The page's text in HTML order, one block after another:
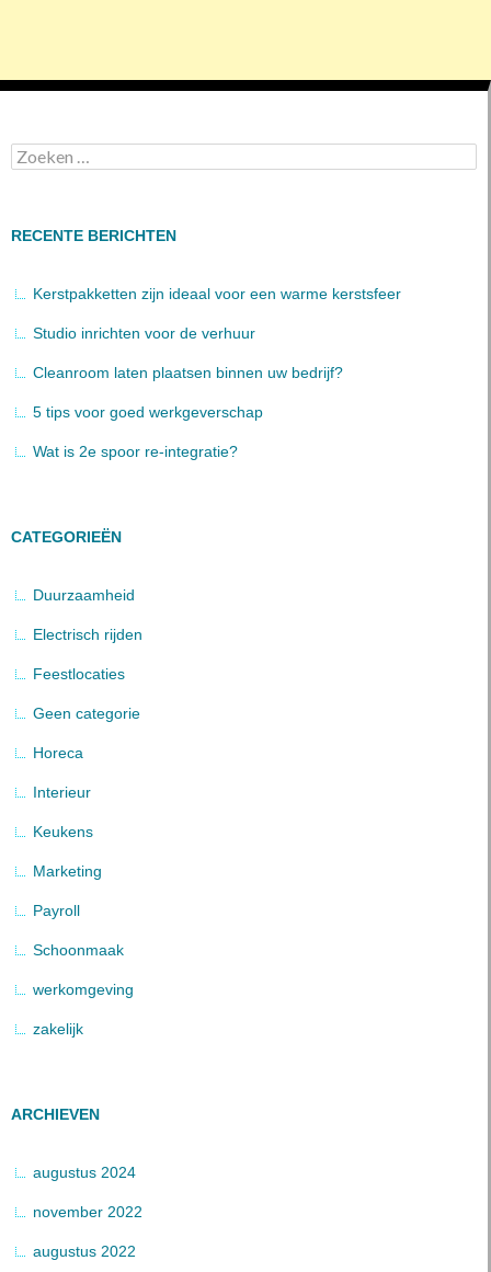
Zoeken
naar:
RECENTE BERICHTEN
Kerstpakketten zijn ideaal voor een warme kerstsfeer
Studio inrichten voor de verhuur
Cleanroom laten plaatsen binnen uw bedrijf?
5 tips voor goed werkgeverschap
Wat is 2e spoor re-integratie?
CATEGORIEËN
Duurzaamheid
Electrisch rijden
Feestlocaties
Geen categorie
Horeca
Interieur
Keukens
Marketing
Payroll
Schoonmaak
werkomgeving
zakelijk
ARCHIEVEN
augustus 2024
november 2022
augustus 2022